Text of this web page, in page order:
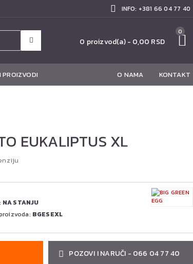
INFO: +381 66 04 77 40
0 proizvod(a) - 0,00 RSD
0
PROIZVODI O NAMA KONTAKT
EUKALIPTUS XL
NA STANJU
BGESEXL
POZOVI I NARUČI - 066 04 77 40